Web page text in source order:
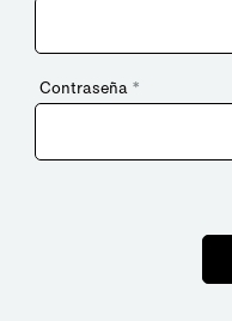
Contraseña *